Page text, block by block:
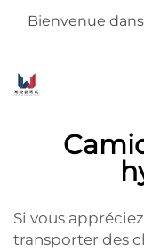
Bienvenue
Si vous
transporter des